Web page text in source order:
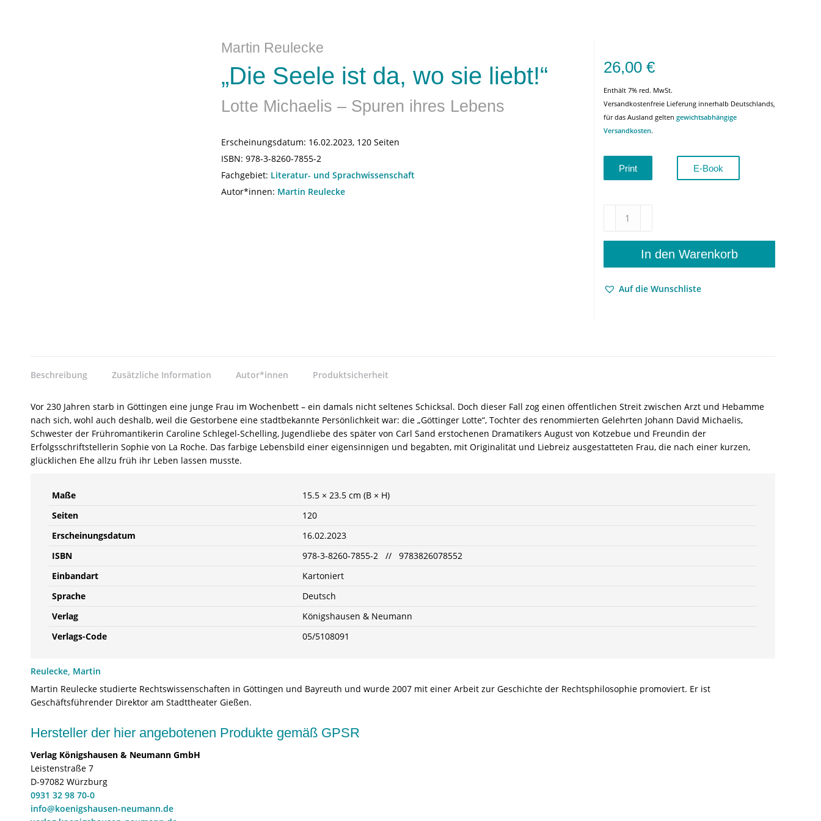
Martin Reulecke
„Die Seele ist da, wo sie liebt!“
Lotte Michaelis – Spuren ihres Lebens
Erscheinungsdatum: 16.02.2023, 120 Seiten
ISBN:978-3-8260-7855-2
Fachgebiet: Literatur- und Sprachwissenschaft
Autor*innen: Martin Reulecke
26,00 €
Enthält 7% red. MwSt.
Versandkostenfreie Lieferung innerhalb Deutschlands,
für das Ausland gelten gewichtsabhängige
Versandkosten.
Print E-Book
wo
liebt!“
Reulecke
–
ISBN
9783826078552
In den Warenkorb
Auf die Wunschliste
Beschreibung Zusätzliche Information Autor*innen Produktsicherheit
Vor 230 Jahren starb in Göttingen eine junge Frau im Wochenbett – ein damals nicht seltenes Schicksal. Doch dieser Fall zog einen öffentlichen Streit zwischen Arzt und Hebamme
nach sich, wohl auch deshalb, weil die Gestorbene eine stadtbekannte Persönlichkeit war: die „Göttinger Lotte“, Tochter des renommierten Gelehrten Johann David Michaelis,
Schwester der Frühromantikerin Caroline Schlegel-Schelling, Jugendliebe des später von Carl Sand erstochenen Dramatikers August von Kotzebue und Freundin der
Erfolgsschriftstellerin Sophie von La Roche. Das farbige Lebensbild einer eigensinnigen und begabten, mit Originalität und Liebreiz ausgestatteten Frau, die nach einer kurzen,
glücklichen Ehe allzu früh ihr Leben lassen musste.
Maße
15.5 × 23.5 cm (B × H)
Seiten
120
Erscheinungsdatum
16.02.2023
ISBN
978-3-8260-7855-2 // 9783826078552
Einbandart
Kartoniert
Sprache
Deutsch
Verlag
Königshausen & Neumann
Verlags-Code
05/5108091
Reulecke, Martin
Martin Reulecke studierte Rechtswissenschaften in Göttingen und Bayreuth und wurde 2007 mit einer Arbeit zur Geschichte der Rechtsphilosophie promoviert. Er ist
Geschäftsführender Direktor am Stadttheater Gießen.
Hersteller der hier angebotenen Produkte gemäß GPSR
Verlag Königshausen & Neumann GmbH
Leistenstraße 7
D-97082 Würzburg
0931 32 98 70-0
info@koenigshausen-neumann.de